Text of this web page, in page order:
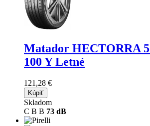
Matador HECTORRA 5
100 Y Letné
121,28 €
Kúpiť
Skladom
C B B 73 dB